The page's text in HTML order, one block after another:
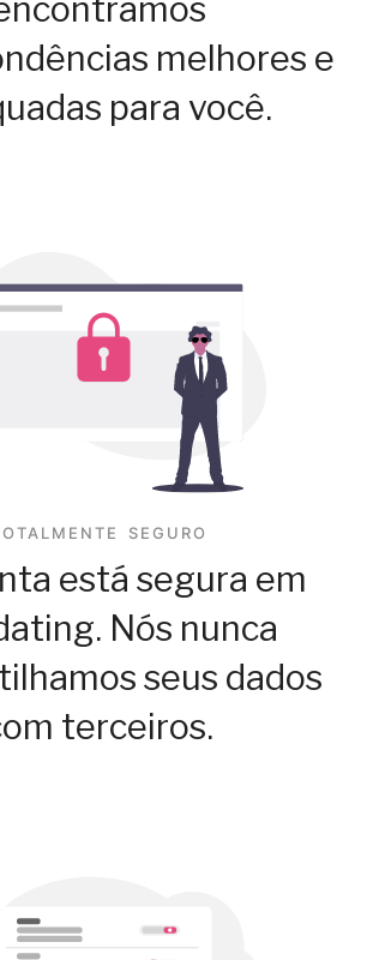
melhores e
para você.
SEGURO
está segura em
Nós nunca
seus dados
terceiros.